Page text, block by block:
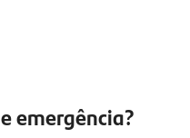
emergência?